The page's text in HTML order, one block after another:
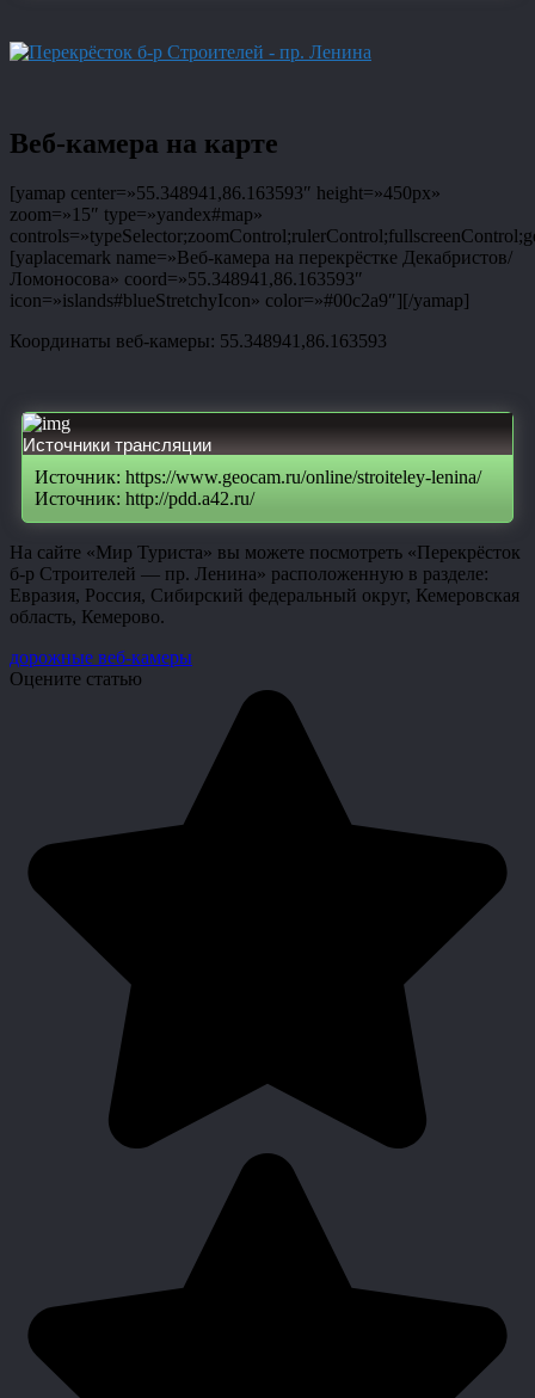
Веб-камера на карте
[yamap center=»55.348941,86.163593″ height=»450px»
zoom=»15″ type=»yandex#map»
[yaplacemark name=»Веб-камера на перекрёстке Декабристов/
Ломоносова» coord=»55.348941,86.163593″
icon=»islands#blueStretchyIcon» color=»#00c2a9″][/yamap]
Координаты веб-камеры: 55.348941,86.163593
Источники трансляции
Источник: https://www.geocam.ru/online/stroiteley-lenina/
Источник: http://pdd.a42.ru/
На сайте «Мир Туриста» вы можете посмотреть «Перекрёсток
б-р Строителей — пр. Ленина» расположенную в разделе:
Евразия, Россия, Сибирский федеральный округ, Кемеровская
область, Кемерово.
дорожные веб-камеры
Оцените статью